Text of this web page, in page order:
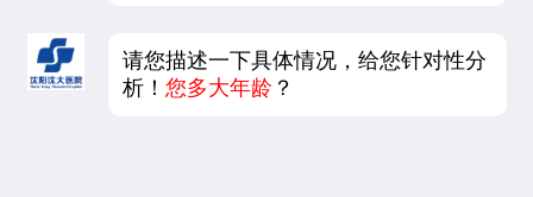
请您描述一下具体情况，给您针对性分
析！您多大年龄 ？